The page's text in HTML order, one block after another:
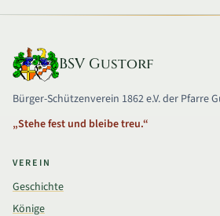
BSV Gustorf
Bürger-Schützenverein 1862 e.V. der Pfarre
„Stehe fest und bleibe treu.“
VEREIN
Geschichte
Könige